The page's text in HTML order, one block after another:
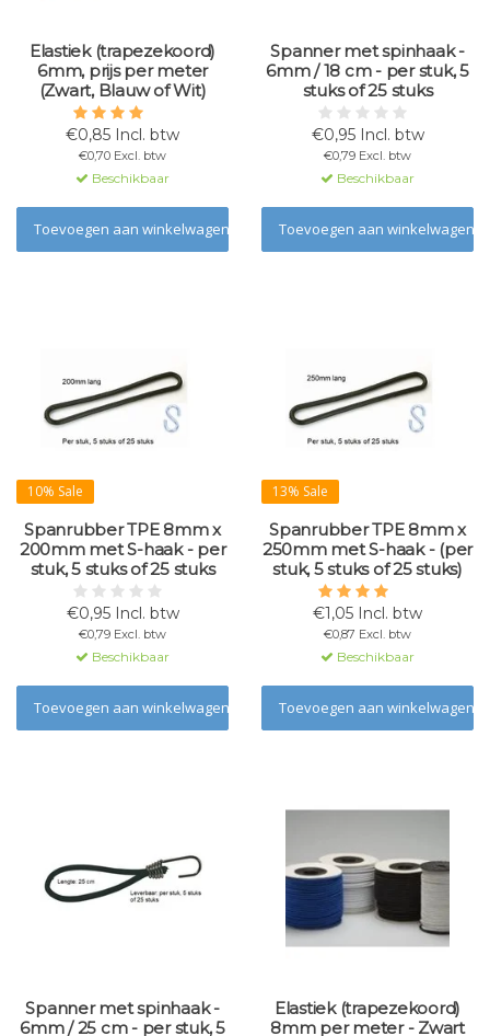
Elastiek (trapezekoord)
6mm, prijs per meter
(Zwart, Blauw of Wit)
€0,85 Incl. btw
€0,70 Excl. btw
Beschikbaar
Toevoegen aan winkelwagen
Spanner met spinhaak -
6mm / 18 cm - per stuk, 5
stuks of 25 stuks
€0,95 Incl. btw
€0,79 Excl. btw
Beschikbaar
Toevoegen aan winkelwagen
10% Sale
Spanrubber TPE 8mm x
200mm met S-haak - per
stuk, 5 stuks of 25 stuks
€0,95 Incl. btw
€0,79 Excl. btw
Beschikbaar
Toevoegen aan winkelwagen
13% Sale
Spanrubber TPE 8mm x
250mm met S-haak - (per
stuk, 5 stuks of 25 stuks)
€1,05 Incl. btw
€0,87 Excl. btw
Beschikbaar
Toevoegen aan winkelwagen
Spanner met spinhaak -
6mm / 25 cm - per stuk, 5
Elastiek (trapezekoord)
8mm per meter - Zwart